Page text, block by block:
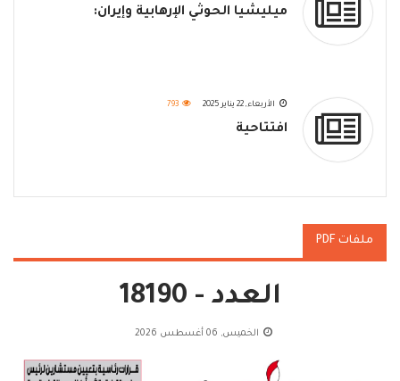
ميليشيا الحوثي الإرهابية وإيران:
الأربعاء, 22 يناير 2025 793
افتتاحية
ملفات PDF
العدد - 18190
الخميس, 06 أغسطس 2026